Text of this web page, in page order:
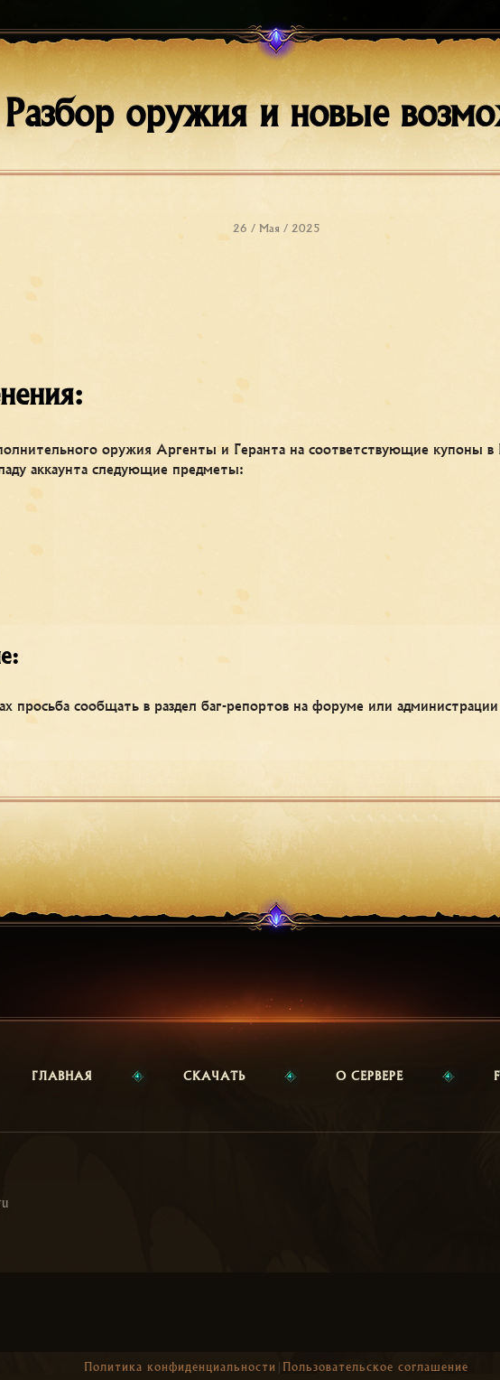
оружия и новые
26 / Мая / 2025
оружия Аргенты и Геранта на соответствующие купоны в
аккаунта следующие предметы:
просьба сообщать в раздел баг-репортов на форуме или
ГЛАВНАЯ СКАЧАТЬ О СЕРВЕРЕ
Политика конфиденциальности | Пользовательское соглашение